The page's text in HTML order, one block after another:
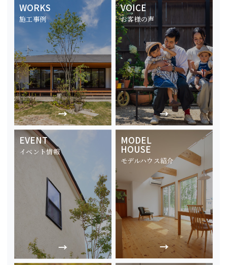
WORKS
施工事例
VOICE
お客様の声
EVENT
イベント情報
MODEL
HOUSE
モデルハウス紹介